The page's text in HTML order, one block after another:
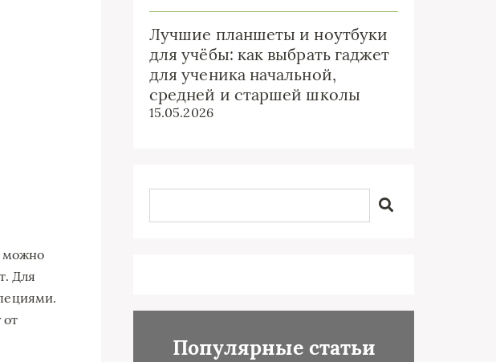
можно
Для
от
Лучшие планшеты и ноутбуки
для учёбы: как выбрать гаджет
для ученика начальной,
средней и старшей школы
15.05.2026
Популярные статьи